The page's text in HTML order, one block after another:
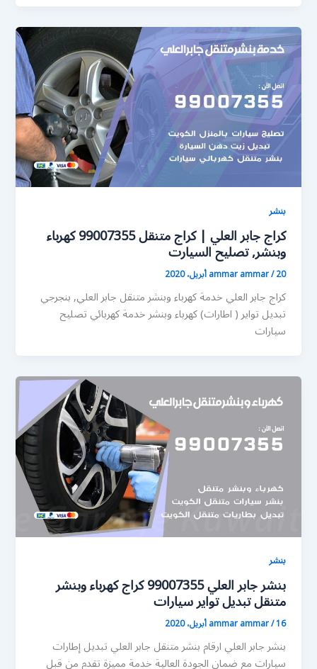
بنشر
كراج جابر العلي | كراج متنقل 99007355 كهرباء
وبنشر, تصليح السيارت
ammar ammar/20 أبريل، 2020
كراج جابر العلي خدمة كهرباء وبنشر متنقل جابر العلي, بنجرجي
تبديل تواير ( اطارات) كهرباء وبنشر خدمة كهربائي تصليح
سيارات
بنشر
بنشر جابر العلي 99007355 كراج كهرباء وبنشر
متنقل تبديل تواير سيارات
ammar ammar/16 أبريل، 2020
بنشر جابر العلي ارقام بنشر متنقل جابر العلي تبديل إطارات
سيارات مع ضمان الجودة العالية خدمة مميزة تقدم من قبل